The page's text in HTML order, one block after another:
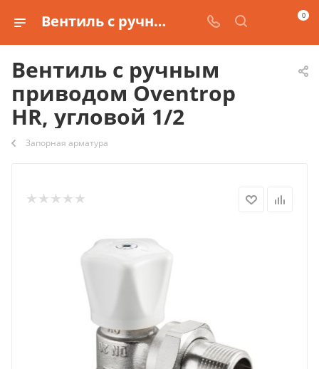
Вентиль с ручным приводом Oventrop HR, угловой 1/2 купить 0
Вентиль с ручным
приводом Oventrop
HR, угловой 1/2
Запорная арматура